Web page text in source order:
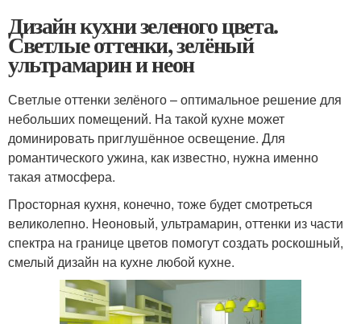
Дизайн кухни зеленого цвета.
Светлые оттенки, зелёный
ультрамарин и неон
Светлые оттенки зелёного – оптимальное решение для
небольших помещений. На такой кухне может
доминировать приглушённое освещение. Для
романтического ужина, как известно, нужна именно
такая атмосфера.
Просторная кухня, конечно, тоже будет смотреться
великолепно. Неоновый, ультрамарин, оттенки из части
спектра на границе цветов помогут создать роскошный,
смелый дизайн на кухне любой кухне.